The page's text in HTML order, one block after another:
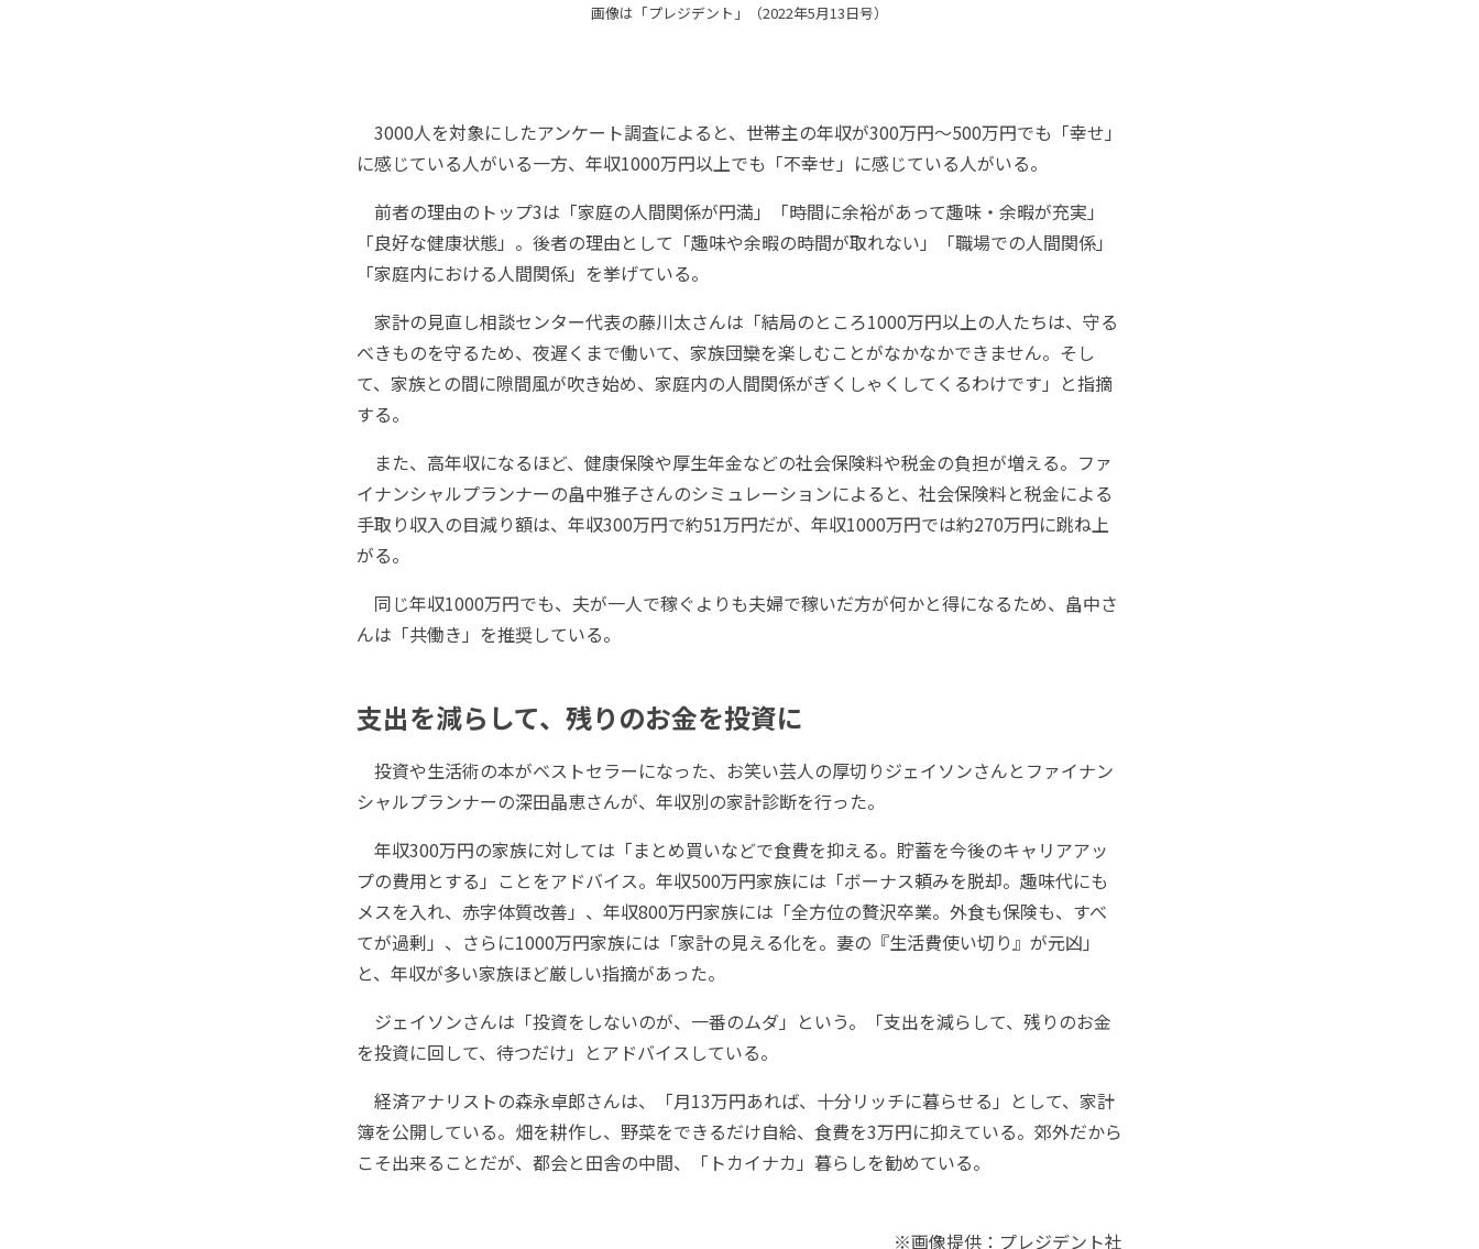
画像は「プレジデント」（2022年5月13日号）
3000人を対象にしたアンケート調査によると、世帯主の年収が300万円～500万円でも「幸せ」
に感じている人がいる一方、年収1000万円以上でも「不幸せ」に感じている人がいる。
前者の理由のトップ3は「家庭の人間関係が円満」「時間に余裕があって趣味・余暇が充実」
「良好な健康状態」。後者の理由として「趣味や余暇の時間が取れない」「職場での人間関係」
「家庭内における人間関係」を挙げている。
家計の見直し相談センター代表の藤川太さんは「結局のところ1000万円以上の人たちは、守る
べきものを守るため、夜遅くまで働いて、家族団欒を楽しむことがなかなかできません。そし
て、家族との間に隙間風が吹き始め、家庭内の人間関係がぎくしゃくしてくるわけです」と指摘
する。
また、高年収になるほど、健康保険や厚生年金などの社会保険料や税金の負担が増える。ファ
イナンシャルプランナーの畠中雅子さんのシミュレーションによると、社会保険料と税金による
手取り収入の目減り額は、年収300万円で約51万円だが、年収1000万円では約270万円に跳ね上
がる。
同じ年収1000万円でも、夫が一人で稼ぐよりも夫婦で稼いだ方が何かと得になるため、畠中さ
んは「共働き」を推奨している。
支出を減らして、残りのお金を投資に
投資や生活術の本がベストセラーになった、お笑い芸人の厚切りジェイソンさんとファイナン
シャルプランナーの深田晶恵さんが、年収別の家計診断を行った。
年収300万円の家族に対しては「まとめ買いなどで食費を抑える。貯蓄を今後のキャリアアッ
プの費用とする」ことをアドバイス。年収500万円家族には「ボーナス頼みを脱却。趣味代にも
メスを入れ、赤字体質改善」、年収800万円家族には「全方位の贅沢卒業。外食も保険も、すべ
てが過剰」、さらに1000万円家族には「家計の見える化を。妻の『生活費使い切り』が元凶」
と、年収が多い家族ほど厳しい指摘があった。
ジェイソンさんは「投資をしないのが、一番のムダ」という。「支出を減らして、残りのお金
を投資に回して、待つだけ」とアドバイスしている。
経済アナリストの森永卓郎さんは、「月13万円あれば、十分リッチに暮らせる」として、家計
簿を公開している。畑を耕作し、野菜をできるだけ自給、食費を3万円に抑えている。郊外だから
こそ出来ることだが、都会と田舎の中間、「トカイナカ」暮らしを勧めている。
※画像提供：プレジデント社